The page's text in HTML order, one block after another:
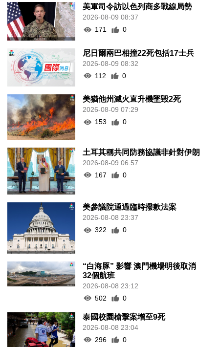
美軍司令訪以色列商多戰線局勢
2026-08-09 08:37
171
0
尼日爾兩巴相撞22死包括17士兵
2026-08-09 08:32
112
0
美猶他州滅火直升機墜毀2死
2026-08-09 07:29
153
0
土耳其稱共同防務協議非針對伊朗
2026-08-09 06:57
167
0
美參議院通過臨時撥款法案
2026-08-08 23:37
322
0
“白海豚” 影響 澳門機場明後取消
32個航班
2026-08-08 23:12
502
0
泰國校園槍擊案增至9死
2026-08-08 23:04
296
0